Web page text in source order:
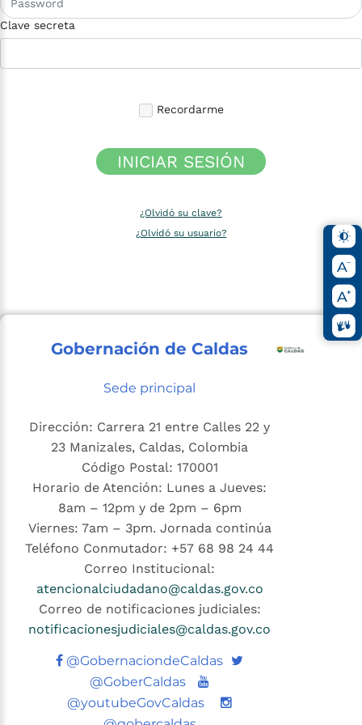
Clave secreta
Recordarme
INICIAR SESIÓN
¿Olvidó su clave?
¿Olvidó su usuario?
Gobernación de Caldas
Sede principal
Dirección: Carrera 21 entre Calles 22 y
23 Manizales, Caldas, Colombia
Código Postal: 170001
Horario de Atención: Lunes a Jueves:
8am – 12pm y de 2pm – 6pm
Viernes: 7am – 3pm. Jornada continúa
Teléfono Conmutador: +57 68 98 24 44
Correo Institucional:
atencionalciudadano@caldas.gov.co
Correo de notificaciones judiciales:
notificacionesjudiciales@caldas.gov.co
@GobernaciondeCaldas Twitter
@GoberCaldas
Youtube
@youtubeGovCaldas